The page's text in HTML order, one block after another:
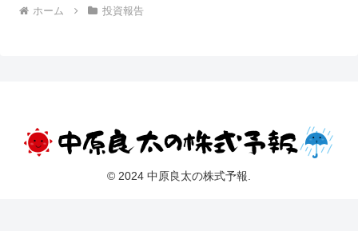
ホーム 投資報告
© 2024 中原良太の株式予報.